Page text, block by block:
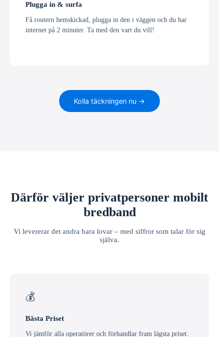
Plugga in & surfa
Få routern hemskickad, plugga in den i väggen och du har
internet på 2 minuter. Ta med den vart du vill!
Kolla täckningen nu →
Därför väljer privatpersoner mobilt
bredband
Vi levererar det andra bara lovar – med siffror som talar för sig
själva.
💰
Bästa Priset
Vi jämför alla operatörer och förhandlar fram lägsta priset.